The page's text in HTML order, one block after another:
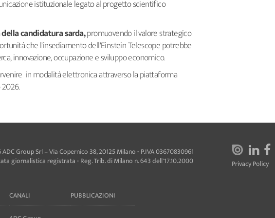
istituzionale legato al progetto scientifico
candidatura sarda,promuovendo il valore strategico
che l'insediamento dell'Einstein Telescope potrebbe
innovazione, occupazione e sviluppo economico.
in modalità elettronica attraverso la piattaforma
Group Srl – Via Copernico 38, 20125 Milano - P.IVA 03670830961
giornalistica registrata - Reg. Trib. di Milano n. 643 dell'17.10.2000
CANALI PUBBLICAZIONI
Privacy Policy